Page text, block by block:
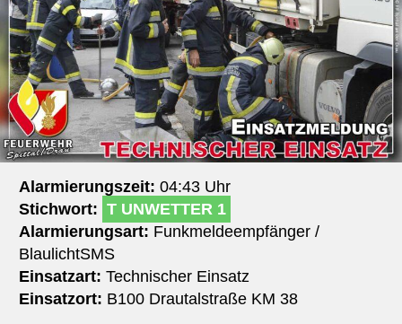
Alarmierungszeit: 04:43 Uhr
Stichwort: T UNWETTER 1
Alarmierungsart: Funkmeldeempfänger /
BlaulichtSMS
Einsatzart: Technischer Einsatz
Einsatzort: B100 Drautalstraße KM 38